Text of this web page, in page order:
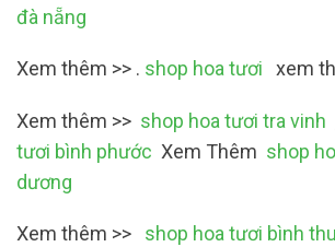
đà nẵng
Xem thêm >> . shop hoa tươi xem
Xem thêm >> shop hoa tươi tra vinh
tươi bình phước Xem Thêm shop
dương
Xem thêm >> shop hoa tươi bình